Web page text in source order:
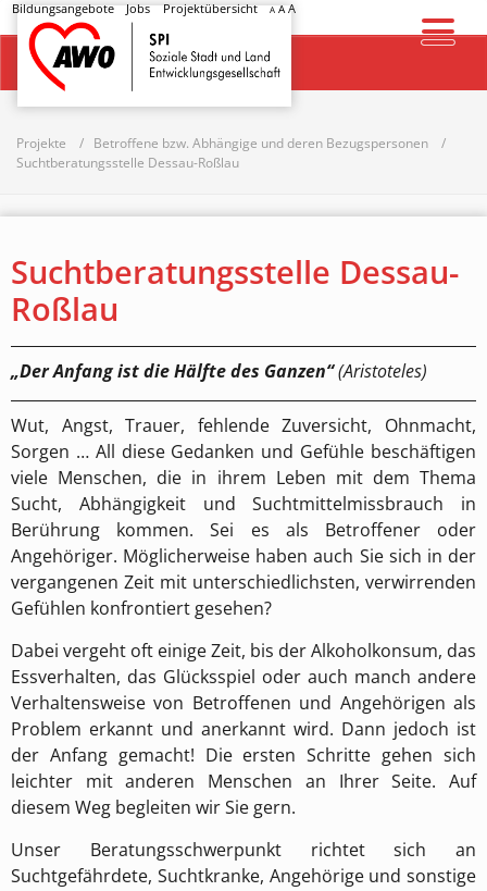
Bildungsangebote Jobs Projektübersicht A AA
Startseite
Projekte
Betroffene bzw. Abhängige und deren Bezugspersonen
Suchtberatungsstelle Dessau-Roßlau
Suchtberatungsstelle Dessau-
Roßlau
„Der Anfang ist die Hälfte des Ganzen“(Aristoteles)
Wut, Angst, Trauer, fehlende Zuversicht, Ohnmacht,
Sorgen … All diese Gedanken und Gefühle beschäftigen
viele Menschen, die in ihrem Leben mit dem Thema
Sucht, Abhängigkeit und Suchtmittelmissbrauch in
Berührung kommen. Sei es als Betroffener oder
Angehöriger. Möglicherweise haben auch Sie sich in der
vergangenen Zeit mit unterschiedlichsten, verwirrenden
Gefühlen konfrontiert gesehen?
Dabei vergeht oft einige Zeit, bis der Alkoholkonsum, das
Essverhalten, das Glücksspiel oder auch manch andere
Verhaltensweise von Betroffenen und Angehörigen als
Problem erkannt und anerkannt wird. Dann jedoch ist
der Anfang gemacht! Die ersten Schritte gehen sich
leichter mit anderen Menschen an Ihrer Seite. Auf
diesem Weg begleiten wir Sie gern.
Unser Beratungsschwerpunkt richtet sich an
Suchtgefährdete, Suchtkranke, Angehörige und sonstige